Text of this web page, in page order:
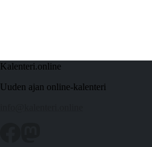
Kalenteri.online
Uuden ajan online-kalenteri